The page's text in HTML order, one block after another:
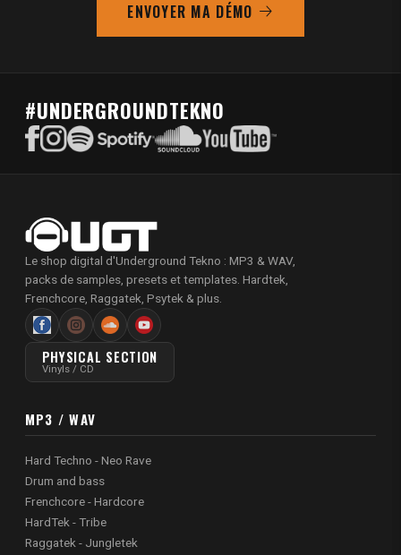
ENVOYER MA DÉMO
#UNDERGROUNDTEKNO
Le shop digital d'Underground Tekno : MP3 & WAV,
packs de samples, presets et templates. Hardtek,
Frenchcore, Raggatek, Psytek & plus.
PHYSICAL SECTION
Vinyls / CD
MP3 / WAV
Hard Techno - Neo Rave
Drum and bass
Frenchcore - Hardcore
HardTek - Tribe
Raggatek - Jungletek